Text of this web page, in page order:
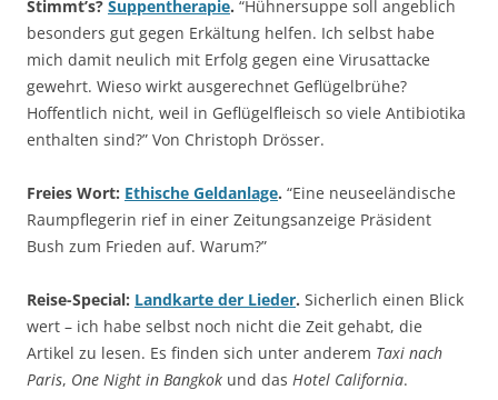
Stimmt’s? Suppentherapie. “Hühnersuppe soll angeblich
besonders gut gegen Erkältung helfen. Ich selbst habe
mich damit neulich mit Erfolg gegen eine Virusattacke
gewehrt. Wieso wirkt ausgerechnet Geflügelbrühe?
Hoffentlich nicht, weil in Geflügelfleisch so viele Antibiotika
enthalten sind?” Von Christoph Drösser.
Freies Wort: Ethische Geldanlage. “Eine neuseeländische
Raumpflegerin rief in einer Zeitungsanzeige Präsident
Bush zum Frieden auf. Warum?”
Reise-Special: Landkarte der Lieder. Sicherlich einen Blick
wert – ich habe selbst noch nicht die Zeit gehabt, die
Artikel zu lesen. Es finden sich unter anderem Taxi nach
Paris, One Night in Bangkok und das Hotel California.